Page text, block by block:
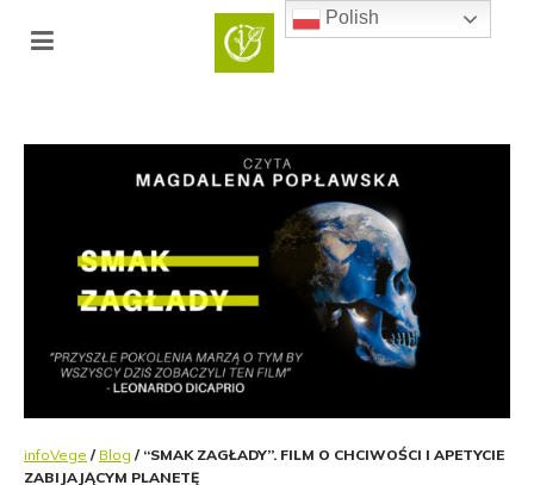
infoVege / Blog / “SMAK ZAGŁADY”. FILM O CHCIWOŚCI I APETYCIE
ZABIJAJĄCYM PLANETĘ
Polish